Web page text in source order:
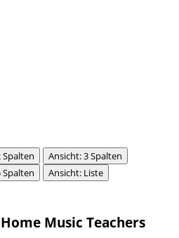
Spalten
Ansicht: 3 Spalten
Spalten Ansicht: Liste
Music Teachers